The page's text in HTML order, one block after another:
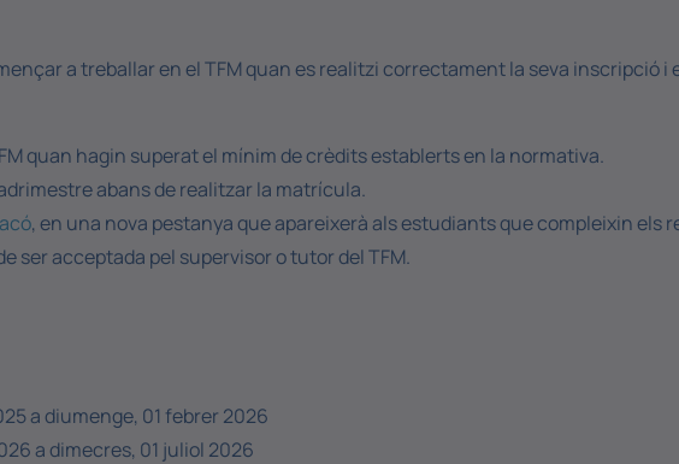
a treballar en el TFM quan es realitzi correctament la seva inscripció i
quan hagin superat el mínim de crèdits establerts en la normativa.
abans de realitzar la matrícula.
, en una nova pestanya que apareixerà als estudiants que compleixin els
ser acceptada pel supervisor o tutor del TFM.
a diumenge, 01 febrer 2026
a dimecres, 01 juliol 2026